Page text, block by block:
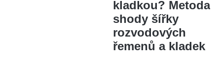
kladkou? Metoda
shody šířky
rozvodových
řemenů a kladek